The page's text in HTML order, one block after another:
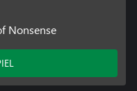
Nonsense